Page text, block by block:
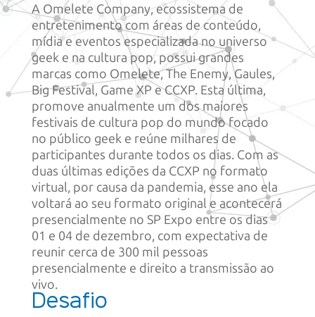
A Omelete Company, ecossistema de
entretenimento com áreas de conteúdo,
mídia e eventos especializada no universo
geek e na cultura pop, possui grandes
marcas como Omelete, The Enemy, Gaules,
Big Festival, Game XP e CCXP. Esta última,
promove anualmente um dos maiores
festivais de cultura pop do mundo focado
no público geek e reúne milhares de
participantes durante todos os dias. Com as
duas últimas edições da CCXP no formato
virtual, por causa da pandemia, esse ano ela
voltará ao seu formato original e acontecerá
presencialmente no SP Expo entre os dias
01 e 04 de dezembro, com expectativa de
reunir cerca de 300 mil pessoas
presencialmente e direito a transmissão ao
vivo.
Desafio